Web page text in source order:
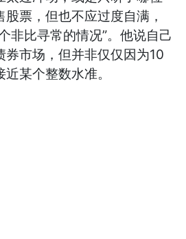
票，但也不应过度自满，
非比寻常的情况”。他说自己
券市场，但并非仅仅因为10
某个整数水准。